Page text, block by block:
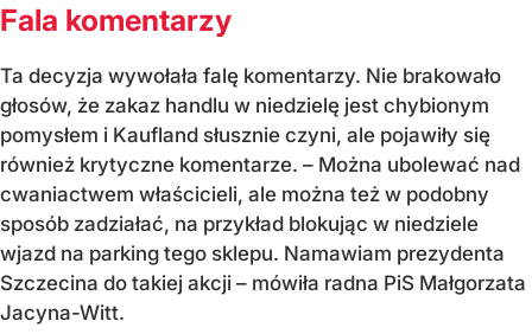
Fala komentarzy
Ta decyzja wywołała falę komentarzy. Nie brakowało
głosów, że zakaz handlu w niedzielę jest chybionym
pomysłem i Kaufland słusznie czyni, ale pojawiły się
również krytyczne komentarze. – Można ubolewać nad
cwaniactwem właścicieli, ale można też w podobny
sposób zadziałać, na przykład blokując w niedziele
wjazd na parking tego sklepu. Namawiam prezydenta
Szczecina do takiej akcji – mówiła radna PiS Małgorzata
Jacyna-Witt.